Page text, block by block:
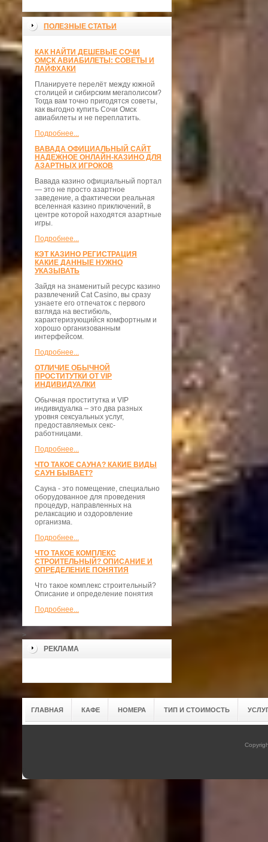
ПОЛЕЗНЫЕ СТАТЬИ
КАК НАЙТИ ДЕШЕВЫЕ СОЧИ
ОМСК АВИАБИЛЕТЫ: СОВЕТЫ И
ЛАЙФХАКИ
Планируете перелёт между южной
столицей и сибирским мегаполисом?
Тогда вам точно пригодятся советы,
как выгодно купить Сочи Омск
авиабилеты и не переплатить.
Подробнее...
ВАВАДА ОФИЦИАЛЬНЫЙ САЙТ
НАДЕЖНОЕ ОНЛАЙН-КАЗИНО ДЛЯ
АЗАРТНЫХ ИГРОКОВ
Вавада казино официальный портал
— это не просто азартное
заведение, а фактически реальная
вселенная казино приключений, в
центре которой находятся азартные
игры.
Подробнее...
КЭТ КАЗИНО РЕГИСТРАЦИЯ
КАКИЕ ДАННЫЕ НУЖНО
УКАЗЫВАТЬ
Зайдя на знаменитый ресурс казино
развлечений Cat Casino, вы сразу
узнаете его отпечаток с первого
взгляда на вестибюль,
характеризующийся комфортным и
хорошо организованным
интерфейсом.
Подробнее...
ОТЛИЧИЕ ОБЫЧНОЙ
ПРОСТИТУТКИ ОТ VIP
ИНДИВИДУАЛКИ
Обычная проститутка и VIP
индивидуалка – это два разных
уровня сексуальных услуг,
предоставляемых секс-
работницами.
Подробнее...
ЧТО ТАКОЕ САУНА? КАКИЕ ВИДЫ
САУН БЫВАЕТ?
Сауна - это помещение, специально
оборудованное для проведения
процедур, направленных на
релаксацию и оздоровление
организма.
Подробнее...
ЧТО ТАКОЕ КОМПЛЕКС
СТРОИТЕЛЬНЫЙ? ОПИСАНИЕ И
ОПРЕДЕЛЕНИЕ ПОНЯТИЯ
Что такое комплекс строительный?
Описание и определение понятия
Подробнее...
>
РЕКЛАМА
ГЛАВНАЯ КАФЕ НОМЕРА ТИП И СТОИМОСТЬ